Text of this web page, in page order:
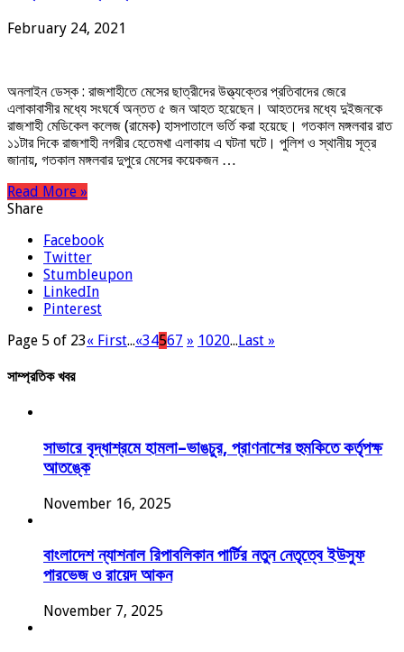
February 24, 2021
অনলাইন ডেস্ক : রাজশাহীতে মেসের ছাত্রীদের উত্ত্যক্তের প্রতিবাদের জেরে
এলাকাবাসীর মধ্যে সংঘর্ষে অন্তত ৫ জন আহত হয়েছেন। আহতদের মধ্যে দুইজনকে
রাজশাহী মেডিকেল কলেজ (রামেক) হাসপাতালে ভর্তি করা হয়েছে। গতকাল মঙ্গলবার রাত
১১টার দিকে রাজশাহী নগরীর হেতেমখা এলাকায় এ ঘটনা ঘটে। পুলিশ ও স্থানীয় সূত্র
জানায়, গতকাল মঙ্গলবার দুপুরে মেসের কয়েকজন …
Read More »
Share
Facebook
Twitter
Stumbleupon
LinkedIn
Pinterest
Page 5 of 23« First...«34567 » 1020...Last »
সাম্প্রতিক খবর
সাভারে বৃদ্ধাশ্রমে হামলা–ভাঙচুর, প্রাণনাশের হুমকিতে কর্তৃপক্ষ
আতঙ্কে
November 16, 2025
বাংলাদেশ ন্যাশনাল রিপাবলিকান পার্টির নতুন নেতৃত্বে ইউসুফ
পারভেজ ও রায়েদ আকন
November 7, 2025